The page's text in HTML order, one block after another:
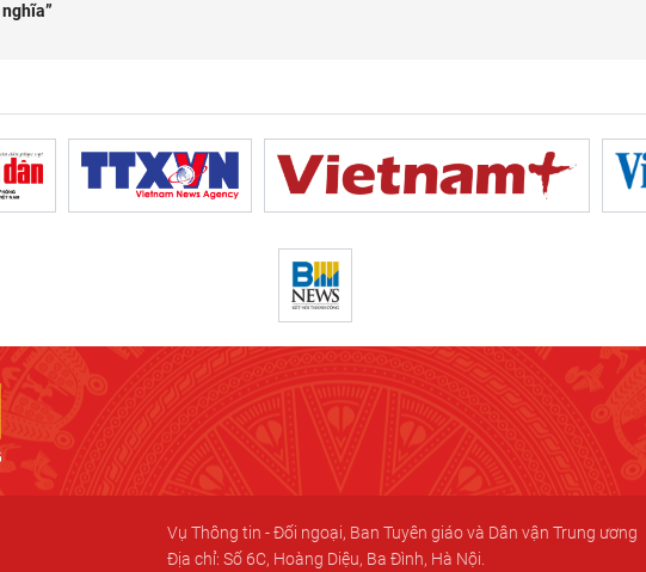
nghĩa”
Vụ Thông tin - Đối ngoại, Ban Tuyên giáo và Dân vận Trung ương
Địa chỉ: Số 6C, Hoàng Diệu, Ba Đình, Hà Nội.